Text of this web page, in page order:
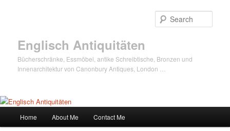
Englisch Antiquitäten
Bücherschränke, Essmöbel, antike Schreibtische, Bronzen und
Innenarchitektur von Canonbury Antiques, London …
Skip
Skip
Home About Me Contact Me